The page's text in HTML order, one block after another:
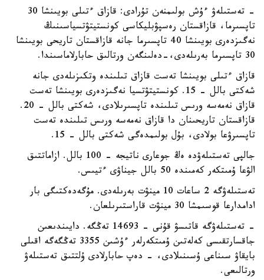
- تەستىلەۋ ءۇش بولىمنەن تۇرادى: قازاق ءتىلى بويىنشا 30
تاپسىرما، قازاقستان رەسپۋبليكاسى كونستيتۋتسياسىنىڭ
نەگىزدەرى بويىنشا 40 تاپسىرما جانە قازاقستان تاريحى بويىنشا
30 تاپسىرما بەرىلەدى،-دەلىنگەن ورتالىق حابارلاماسىندا.
قازاق ءتىلى بويىنشا تەست قازاق تىلىندە وتكىزىلەدى جانە
شەكتى بالل - 15. كونستيتۋتسيا نەگىزدەرى بويىنشا تەست
قازاق نەمەسە ورىس تىلىندە تاپسىرىلادى، شەكتى بالل - 20.
قازاقستان تاريحىنان دا قازاق نەمەسە ورىس تىلىندە تەست
تاپسىرۋعا بولادى، بۇل بولىمدەگى شەكتى بالل - 15.
جالپى تەستىلەۋدە ەڭ جوعارى ناتيجە - 100 بالل. ازاماتتىق
الۋعا ۇمىتكەر كەمىندە 50 بالل جيناۋى ءتيىس.
تەستىلەۋگە 2 ساعات 10 مينۋت بەرىلەدى. مۇگەدەكتىگى بار
ادامدارعا قوسىمشا 30 مينۋت قاراستىرىلعان.
- تەستىلەۋگە قاتىسۋ قۇنى - 14693 تەڭگە. دايىندىعىن
جاقسارتقىسى كەلەتىن ۇمىتكەرلەر ءۇشىن 3355 تەڭگەگە اقىلى
بايقاۋ سىناعى ۇسىنىلادى، - دەپ حابارلادى ۇلتتىق تەستىلەۋ
ورتالىعى.